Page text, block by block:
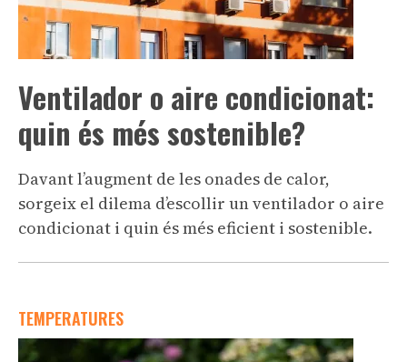
Ventilador o aire condicionat:
quin és més sostenible?
Davant l’augment de les onades de calor,
sorgeix el dilema d’escollir un ventilador o aire
condicionat i quin és més eficient i sostenible.
TEMPERATURES